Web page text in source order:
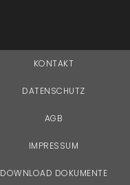
KONTAKT
DATENSCHUTZ
AGB
IMPRESSUM
DOWNLOAD DOKUMENTE